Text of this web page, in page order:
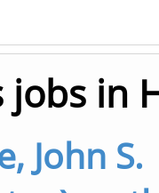
in
John S.